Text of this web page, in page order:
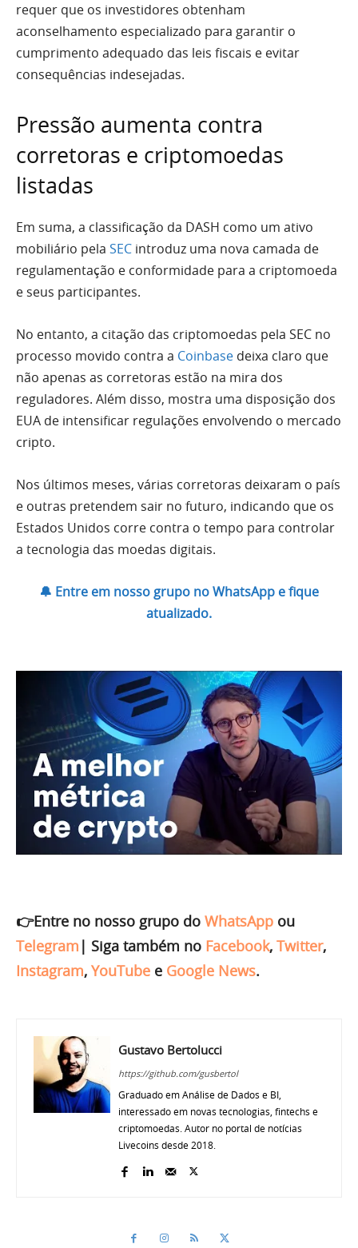
requer que os investidores obtenham
aconselhamento especializado para garantir o
cumprimento adequado das leis fiscais e evitar
consequências indesejadas.
Pressão aumenta contra
corretoras e criptomoedas
listadas
Em suma, a classificação da DASH como um ativo
mobiliário pela SEC introduz uma nova camada de
regulamentação e conformidade para a criptomoeda
e seus participantes.
No entanto, a citação das criptomoedas pela SEC no
processo movido contra a Coinbase deixa claro que
não apenas as corretoras estão na mira dos
reguladores. Além disso, mostra uma disposição dos
EUA de intensificar regulações envolvendo o mercado
cripto.
Nos últimos meses, várias corretoras deixaram o país
e outras pretendem sair no futuro, indicando que os
Estados Unidos corre contra o tempo para controlar
a tecnologia das moedas digitais.
🔔 Entre em nosso grupo no WhatsApp e fique
atualizado.
👉Entre no nosso grupo do WhatsApp ou
Telegram | Siga também no Facebook, Twitter,
Instagram, YouTube e Google News.
Gustavo Bertolucci
https://github.com/gusbertol
Graduado em Análise de Dados e BI,
interessado em novas tecnologias, fintechs e
criptomoedas. Autor no portal de notícias
Livecoins desde 2018.